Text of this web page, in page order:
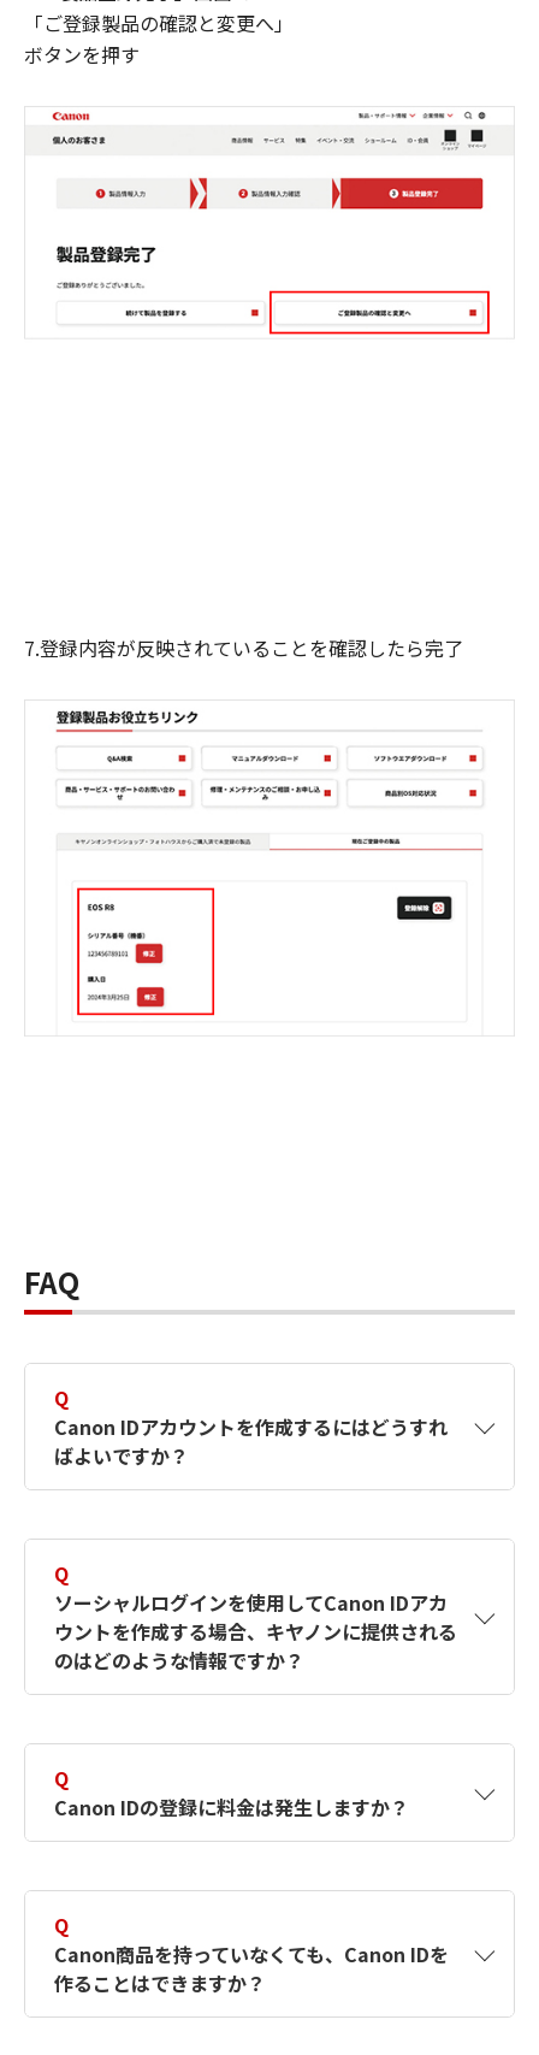
「ご登録製品の確認と変更へ」
ボタンを押す
7.登録内容が反映されていることを確認したら完了
FAQ
Q
Canon IDアカウントを作成するにはどうすれ
ばよいですか？
す。詳しい作成方法は【カメラ】Canon IDとは
何ですか？Canon IDの作成方法は？をご確認く
ださい。
Q
ソーシャルログインを使用してCanon IDアカ
ウントを作成する場合、キヤノンに提供される
のはどのような情報ですか？
択したサービスから取得します。アカウントを
簡単に作成できるように、この情報を使用して
Canon IDの登録フォームを入力します。
Q
Canon IDの登録に料金は発生しますか？
Q
Canon商品を持っていなくても、Canon IDを
作ることはできますか？